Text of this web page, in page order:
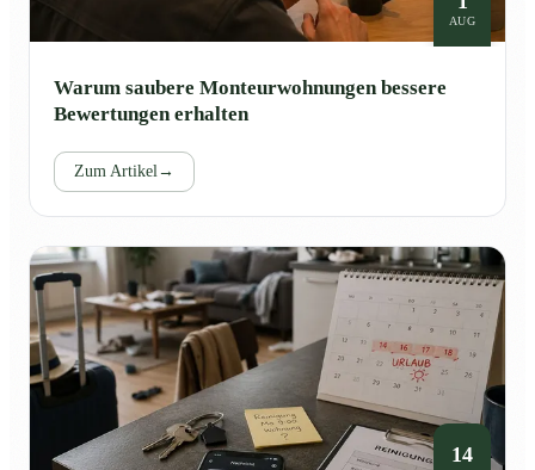
AUG
Warum saubere Monteurwohnungen bessere
Bewertungen erhalten
Zum Artikel→
14